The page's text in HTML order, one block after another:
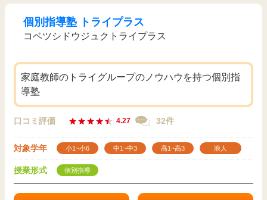
個別指導塾 トライプラス
コベツシドウジュクトライプラス
家庭教師のトライグループのノウハウを持つ個別指
導塾
口コミ評価 4.27 32件
対象学年 小1~小6 中1~中3 高1~高3 浪人
授業形式 個別指導